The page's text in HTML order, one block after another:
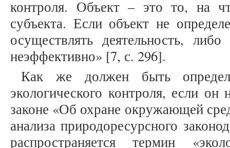
контроля. Объект – это то, на
субъекта. Если объект не
осуществлять деятельность,
неэффективно» [7, с. 296].
Как же должен быть
экологического контроля, если
законе «Об охране окружающей
анализа природоресурсного
распространяется термин